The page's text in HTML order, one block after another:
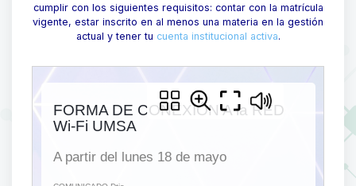
cumplir con los siguientes requisitos: contar con la matrícula
vigente, estar inscrito en al menos una materia en la gestión
actual y tener tu cuenta institucional activa.